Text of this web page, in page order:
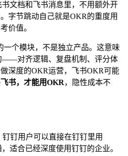
文档和飞书消息里，不用额外开
字节跳动自己就是OKR的重度用
价值。
一个模块，不是独立产品。这意味
——对齐逻辑、复盘机制、评分体
深度的OKR运营，飞书OKR可能
书，才能用OKR，隐性成本不
钉用户可以直接在钉钉里用
适合已经深度使用钉钉的企业。